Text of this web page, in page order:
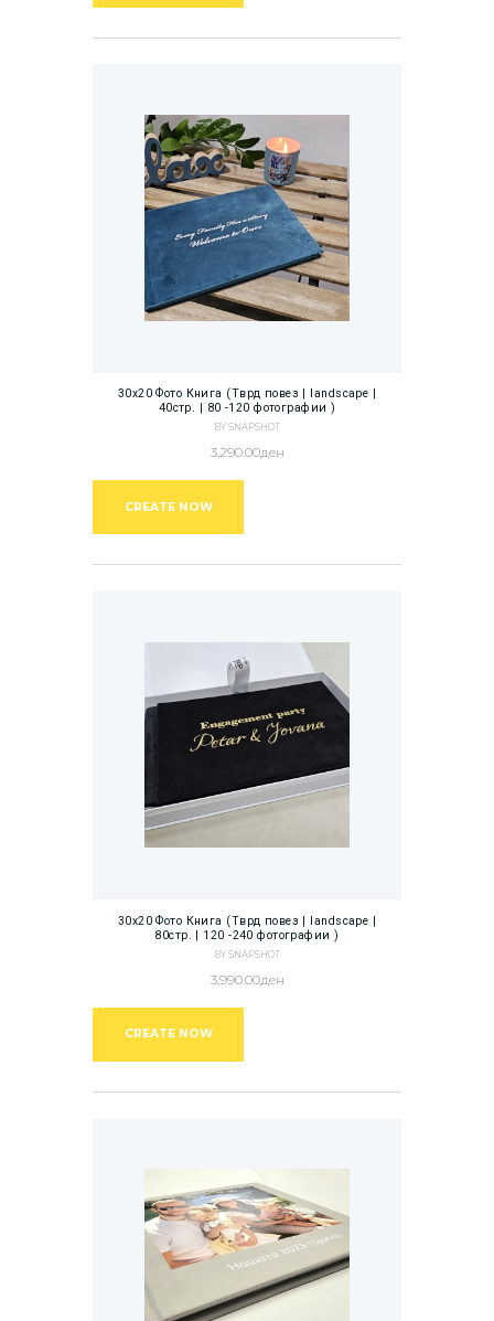
30х20 Фото Книга (Тврд повез | landscape |
40стр. | 80 -120 фотографии )
BY SNAPSHOT
3,290.00ден
CREATE NOW
30х20 Фото Книга (Тврд повез | landscape |
80стр. | 120 -240 фотографии )
BY SNAPSHOT
3,990.00ден
CREATE NOW